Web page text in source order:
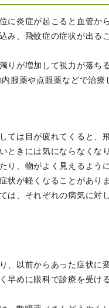
に炎症が起こると血管か
み、飛蚊症の症状が出る
りが増加して視力が落ち
服薬や点眼薬などで治療
ては目が疲れてくると、
ときには気にならなくな
り、物がよく見えるよう
状が軽くなることがありま
は、それぞれの病気に対
、以前からあった症状に
早めに眼科で診療を受け